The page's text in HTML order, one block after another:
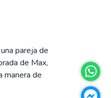
pareja de
de Max,
manera de